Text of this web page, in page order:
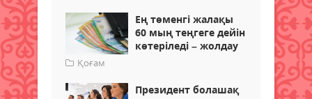
Ең төменгі жалақы
60 мың теңгеге дейін
көтеріледі – жолдау
Қоғам
Президент болашақ